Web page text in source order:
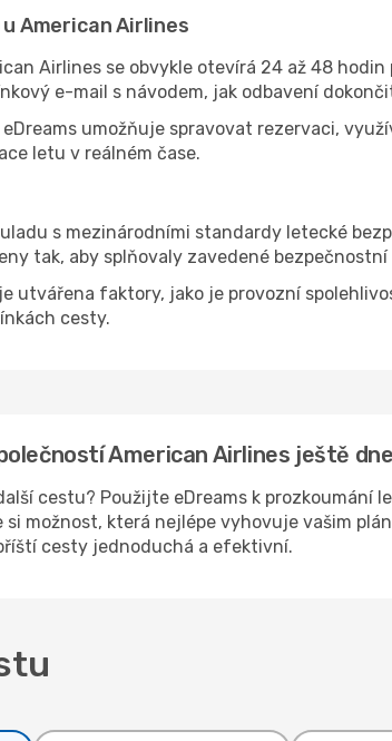
American Airlines
Airlines se obvykle otevírá 24 až 48
e-mail s návodem, jak odbavení
umožňuje spravovat rezervaci,
letu v reálném čase.
s mezinárodními standardy letecké
tak, aby splňovaly zavedené bezpečnostní
utvářena faktory, jako je provozní
cesty.
American Airlines ještě
cestu? Použijte eDreams k
možnost, která nejlépe vyhovuje vašim
cesty jednoduchá a efektivní.